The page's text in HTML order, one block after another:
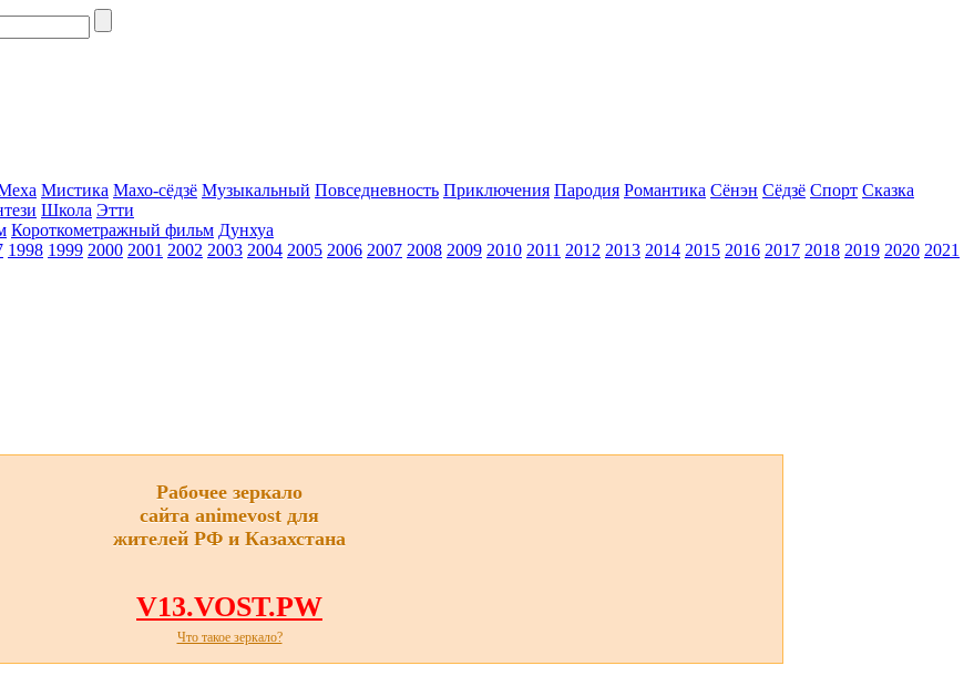
Мистика Махо-сёдзё Музыкальный Повседневность Приключения Пародия Романтика Сёнэн Сёдзё Спорт Сказка
Школа Этти
Короткометражный фильм Дунхуа
1998 1999 2000 2001 2002 2003 2004 2005 2006 2007 2008 2009 2010 2011 2012 2013 2014 2015 2016 2017 2018 2019 2020 2021
Рабочее зеркало
сайта animevost для
жителей РФ и Казахстана
V13.VOST.PW
Что такое зеркало?